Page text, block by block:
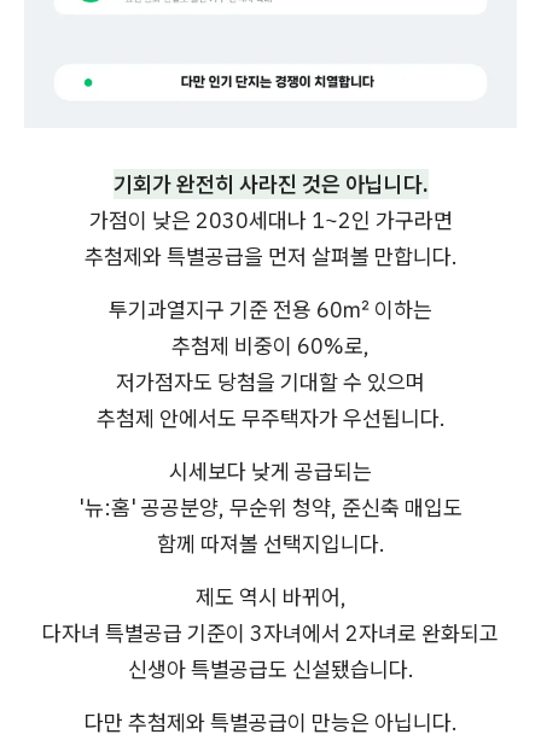
기회가 완전히 사라진 것은 아닙니다.
가점이 낮은 2030세대나 1~2인 가구라면
추첨제와 특별공급을 먼저 살펴볼 만합니다.
투기과열지구 기준 전용 60㎡ 이하는
추첨제 비중이 60%로,
저가점자도 당첨을 기대할 수 있으며
추첨제 안에서도 무주택자가 우선됩니다.
시세보다 낮게 공급되는
'뉴:홈' 공공분양, 무순위 청약, 준신축 매입도
함께 따져볼 선택지입니다.
제도 역시 바뀌어,
다자녀 특별공급 기준이 3자녀에서 2자녀로 완화되고
신생아 특별공급도 신설됐습니다.
다만 추첨제와 특별공급이 만능은 아닙니다.